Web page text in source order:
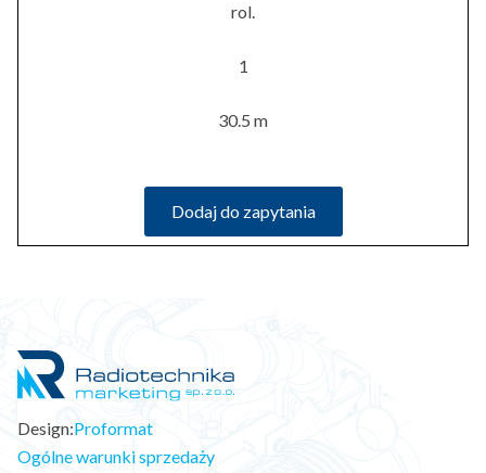
rol.
1
30.5 m
Dodaj do zapytania
Design:Proformat
Ogólne warunki sprzedaży